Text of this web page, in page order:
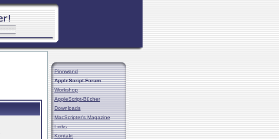
Pinnwand
AppleScript-Forum
Workshop
AppleScript-Bücher
Downloads
MacScripter's Magazine
Links
Kontakt